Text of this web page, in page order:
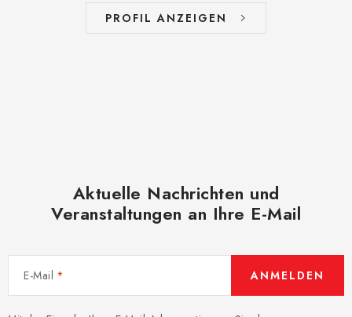
PROFIL ANZEIGEN
Aktuelle Nachrichten und
Veranstaltungen an Ihre E-Mail
E-Mail ANMELDEN